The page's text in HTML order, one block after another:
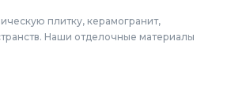
плитку, керамогранит,
Наши отделочные материалы